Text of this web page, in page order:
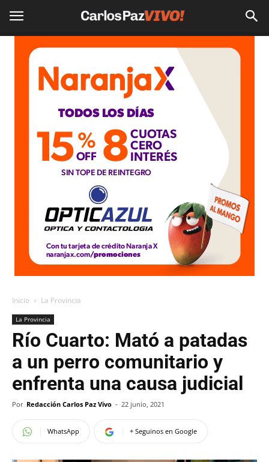
Inicio La Provincia
La Provincia
Río Cuarto: Mató a patadas
a un perro comunitario y
enfrenta una causa judicial
Por Redacción Carlos Paz Vivo - 22 junio, 2021
WhatsApp + Seguinos en Google